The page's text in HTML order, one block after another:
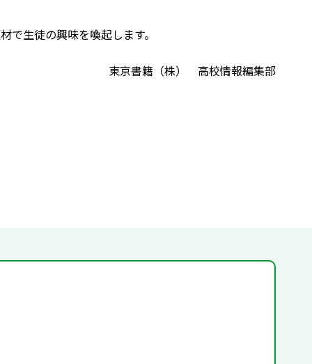
生徒の興味を喚起します。
東京書籍（株） 高校情報編集部